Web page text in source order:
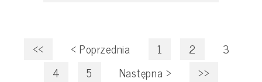
<< < Poprzednia 1 2
3
4
5 Następna > >>